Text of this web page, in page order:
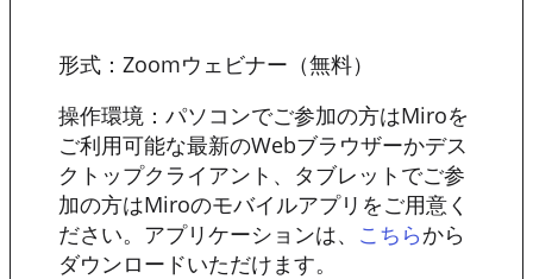
形式：Zoomウェビナー（無料）
操作環境：パソコンでご参加の方はMiroを
ご利用可能な最新のWebブラウザーかデス
クトップクライアント、タブレットでご参
加の方はMiroのモバイルアプリをご用意く
ださい。アプリケーションは、
こちらから
ダウンロードいただけます。